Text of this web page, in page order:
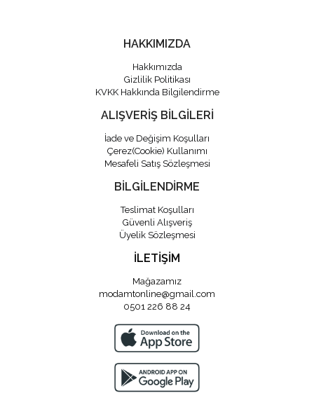
HAKKIMIZDA
Hakkımızda
Gizlilik Politikası
KVKK Hakkında Bilgilendirme
ALIŞVERİŞ BİLGİLERİ
İade ve Değişim Koşulları
Çerez(Cookie) Kullanımı
Mesafeli Satış Sözleşmesi
BİLGİLENDİRME
Teslimat Koşulları
Güvenli Alışveriş
Üyelik Sözleşmesi
İLETİŞİM
Mağazamız
modamtonline@gmail.com
0501 226 88 24